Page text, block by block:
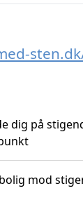
dig på
mod